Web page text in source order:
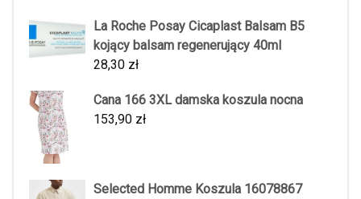
La Roche Posay Cicaplast Balsam B5
kojący balsam regenerujący 40ml
28,30 zł
Cana 166 3XL damska koszula nocna
153,90 zł
Selected Homme Koszula 16078867